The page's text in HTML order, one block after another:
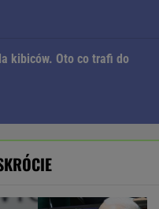
kibiców. Oto co trafi do